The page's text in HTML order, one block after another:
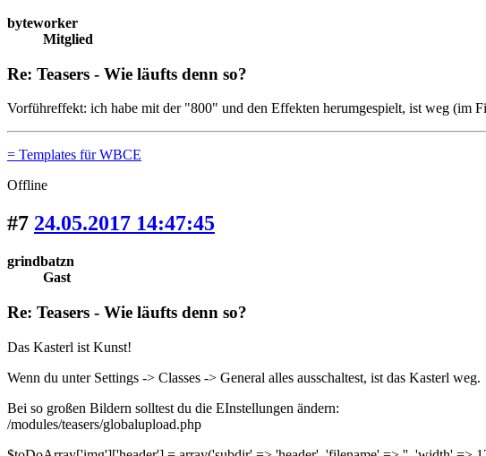
byteworker
Mitglied
Re: Teasers - Wie läufts denn so?
Vorführeffekt: ich habe mit der "800" und den Effekten herumgespielt, ist weg (im
= Templates für WBCE
Offline
#7 24.05.2017 14:47:45
grindbatzn
Gast
Re: Teasers - Wie läufts denn so?
Das Kasterl ist Kunst!
Wenn du unter Settings -> Classes -> General alles ausschaltest, ist das Kasterl weg.
Bei so großen Bildern solltest du die EInstellungen ändern:
/modules/teasers/globalupload.php